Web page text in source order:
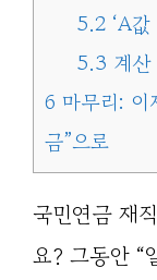
5.2‘A값
5.3 계
6 마무리: 이
금”으로
국민연금 재
요? 그동안 “